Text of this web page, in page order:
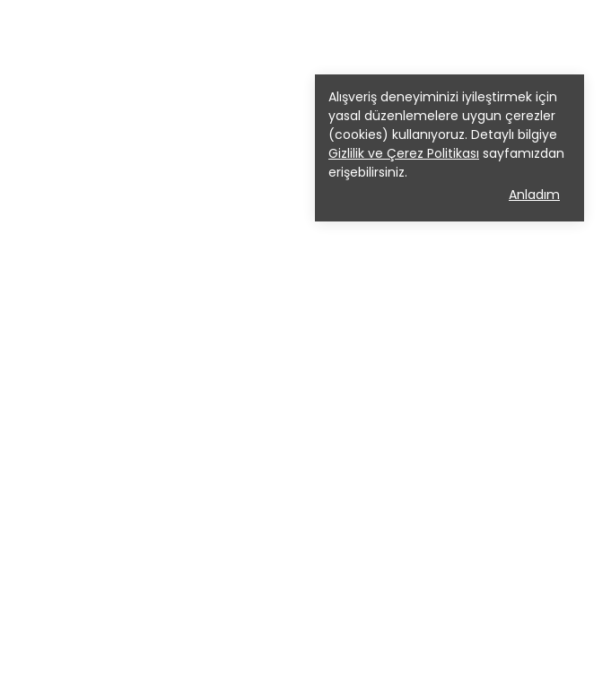
Alışveriş deneyiminizi iyileştirmek için
yasal düzenlemelere uygun çerezler
(cookies) kullanıyoruz. Detaylı bilgiye
Gizlilik ve Çerez Politikası sayfamızdan
erişebilirsiniz.
Anladım